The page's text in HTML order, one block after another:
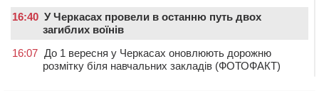
16:40 У Черкасах провели в останню путь двох
загиблих воїнів
16:07 До 1 вересня у Черкасах оновлюють дорожню
розмітку біля навчальних закладів (ФОТОФАКТ)